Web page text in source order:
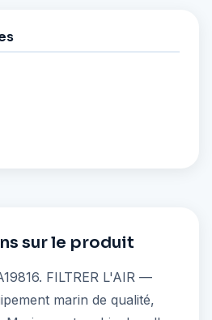
sur le produit
FILTRER L'AIR —
marin de qualité,